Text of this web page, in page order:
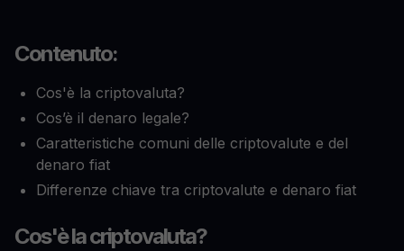
Contenuto:
Cos'è la criptovaluta?
Cos’è il denaro legale?
Caratteristiche comuni delle criptovalute e del
denaro fiat
Differenze chiave tra criptovalute e denaro fiat
Cos'è la criptovaluta?